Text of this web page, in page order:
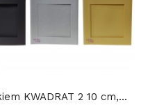
KWADRAT 2 10 cm,...